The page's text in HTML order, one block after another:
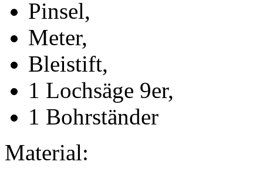
Pinsel,
Meter,
Bleistift,
1 Lochsäge 9er,
1 Bohrständer
Material: